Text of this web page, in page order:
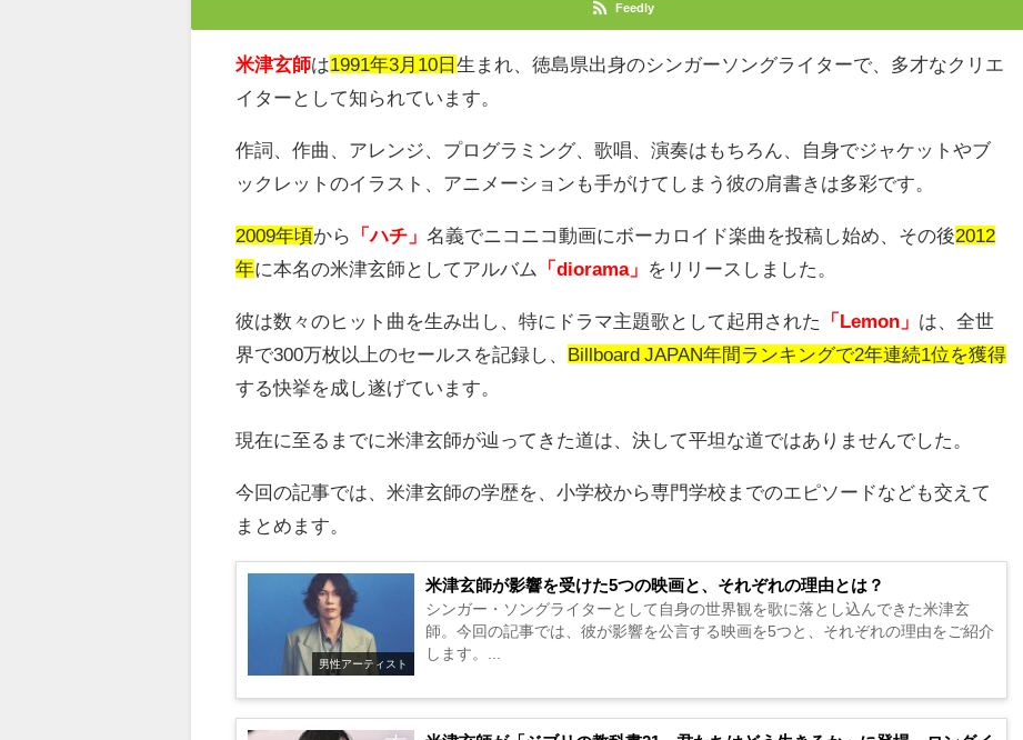
Feedly
米津玄師は1991年3月10日生まれ、徳島県出身のシンガーソングライターで、多才なクリエ
イターとして知られています。
作詞、作曲、アレンジ、プログラミング、歌唱、演奏はもちろん、自身でジャケットやブ
ックレットのイラスト、アニメーションも手がけてしまう彼の肩書きは多彩です。
2009年頃から 「ハチ」名義でニコニコ動画にボーカロイド楽曲を投稿し始め、その後2012
年に本名の米津玄師としてアルバム 「diorama」 をリリースしました。
彼は数々のヒット曲を生み出し、特にドラマ主題歌として起用された 「Lemon」 は、全世
界で300万枚以上のセールスを記録し、 Billboard JAPAN年間ランキングで2年連続1位を獲得
する快挙を成し遂げています。
現在に至るまでに米津玄師が辿ってきた道は、決して平坦な道ではありませんでした。
今回の記事では、米津玄師の学歴を、小学校から専門学校までのエピソードなども交えて
まとめます。
男性アーティスト
米津玄師が影響を受けた5つの映画と、それぞれの理由とは？
シンガー・ソングライターとして自身の世界観を歌に落とし込んできた米津玄
師。今回の記事では、彼が影響を公言する映画を5つと、それぞれの理由をご紹介
します。...